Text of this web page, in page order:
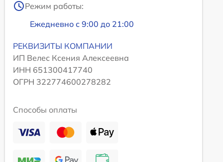
Режим работы:
Ежедневно с 9:00 до 21:00
РЕКВИЗИТЫ КОМПАНИИ
ИП Велес Ксения Алексеевна
ИНН 651300417740
ОГРН 322774600278282
Способы оплаты